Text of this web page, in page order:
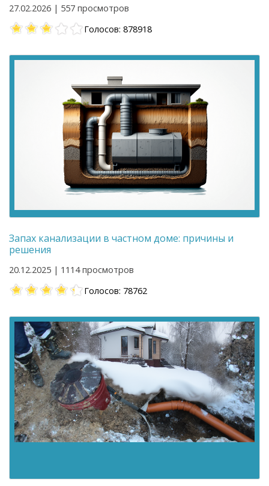
27.02.2026 | 557 просмотров
Голосов: 878918
Запах канализации в частном доме: причины и
решения
20.12.2025 | 1114 просмотров
Голосов: 78762